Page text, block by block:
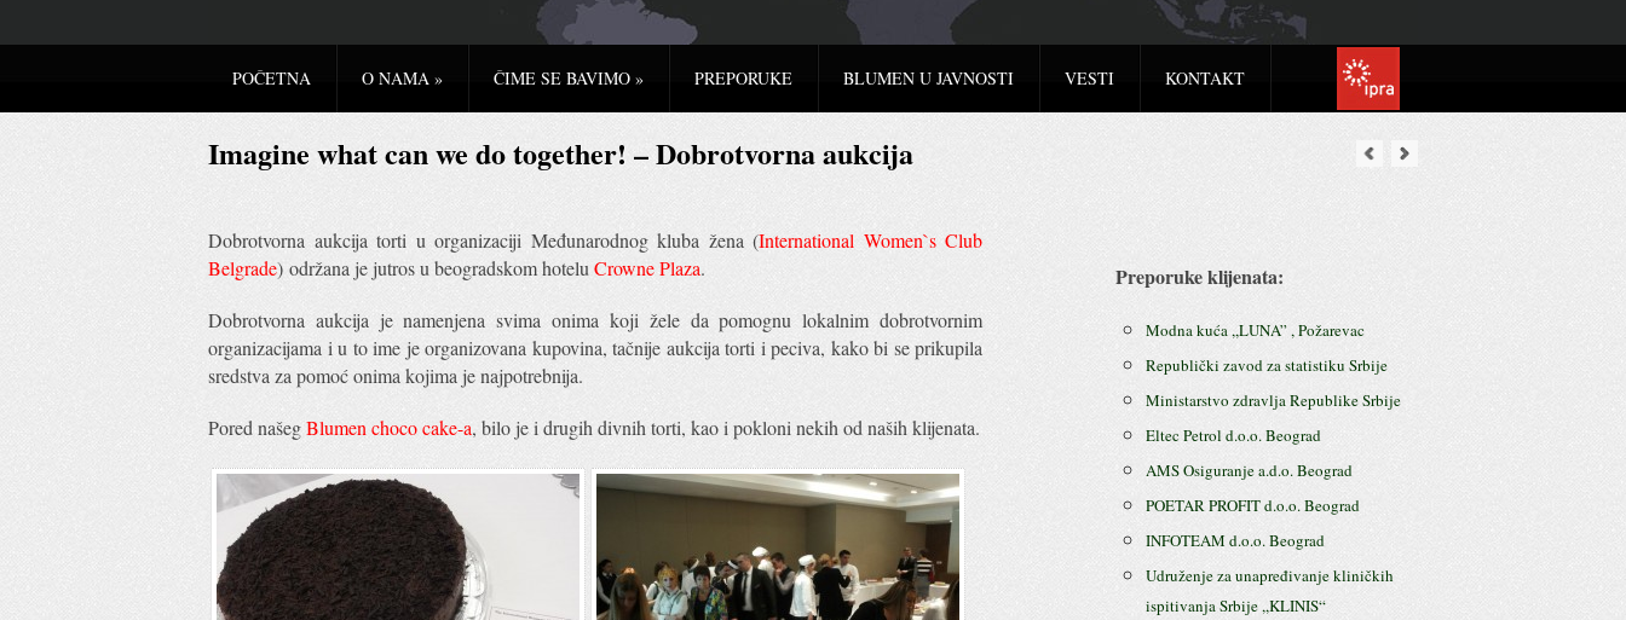
POČETNA O NAMA » ČIME SE BAVIMO » PREPORUKE BLUMEN U JAVNOSTI VESTI KONTAKT
Imagine what can we do together! – Dobrotvorna aukcija
Dobrotvorna aukcija torti u organizaciji Međunarodnog kluba žena (International Women`s Club
Belgrade) održana je jutros u beogradskom hotelu Crowne Plaza.
Dobrotvorna aukcija je namenjena svima onima koji žele da pomognu lokalnim dobrotvornim
organizacijama i u to ime je organizovana kupovina, tačnije aukcija torti i peciva, kako bi se prikupila
sredstva za pomoć onima kojima je najpotrebnija.
Pored našegBlumen choco cake-a, bilo je i drugih divnih torti, kao i pokloni nekih od naših klijenata.
Preporuke klijenata:
Modna kuća ,,LUNA” , Požarevac
Republički zavod za statistiku Srbije
Ministarstvo zdravlja Republike Srbije
Eltec Petrol d.o.o. Beograd
AMS Osiguranje a.d.o. Beograd
POETAR PROFIT d.o.o. Beograd
INFOTEAM d.o.o. Beograd
Udruženje za unapređivanje kliničkih
ispitivanja Srbije ,,KLINIS“